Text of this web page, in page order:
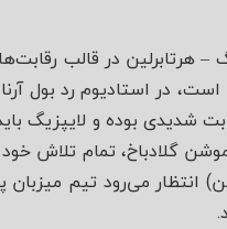
هفتم خرداد 99، دو تیم لایپزیگ –
هفته 28ام لیگ برتر آلمان است، در
شدیدی بوده و لایپزیگ
گلادباخ، تمام تلاش
انتظار می‌رود تیم